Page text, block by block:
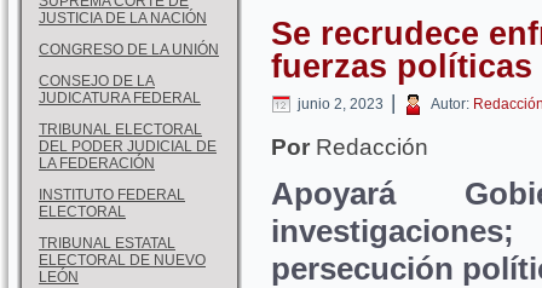
JUSTICIA DE LA NACIÓN
CONGRESO DE LA UNIÓN
CONSEJO DE LA
JUDICATURA FEDERAL
TRIBUNAL ELECTORAL
DEL PODER JUDICIAL DE
LA FEDERACIÓN
INSTITUTO FEDERAL
ELECTORAL
TRIBUNAL ESTATAL
ELECTORAL DE NUEVO
LEÓN
Se recrudece
fuerzas políticas
junio 2, 2023 | Autor:
Por Redacción
Apoyará
persecución